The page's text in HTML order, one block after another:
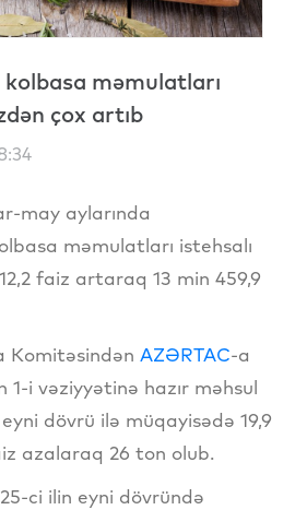
məmulatları
çox artıb
may aylarında
məmulatları istehsalı
faiz artaraq 13 min 459,9
Komitəsindən AZƏRTAC-a
1-i vəziyyətinə hazır məhsul
dövrü ilə müqayisədə 19,9
azalaraq 26 ton olub.
ci ilin eyni dövründə